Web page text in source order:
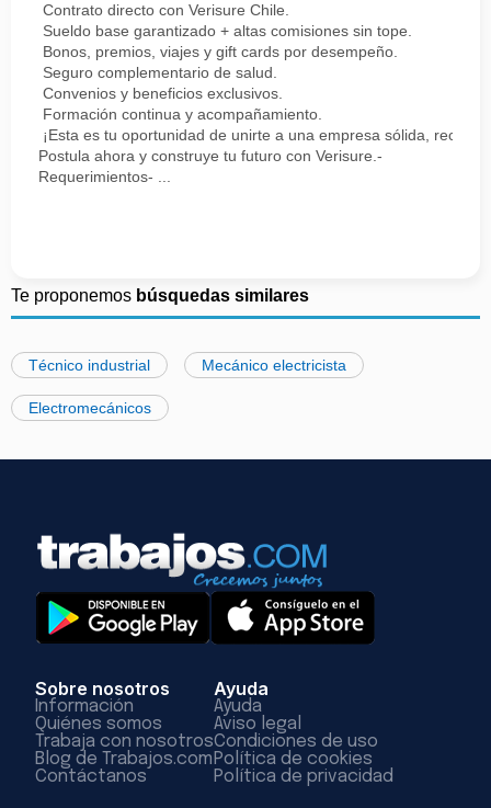
Contrato directo con Verisure Chile.
Sueldo base garantizado + altas comisiones sin tope.
Bonos, premios, viajes y gift cards por desempeño.
Seguro complementario de salud.
Convenios y beneficios exclusivos.
Formación continua y acompañamiento.
¡Esta es tu oportunidad de unirte a una empresa sólida,
Postula ahora y construye tu futuro con Verisure.-
Requerimientos- ...
Te proponemos búsquedas similares
Técnico industrial Mecánico electricista
Electromecánicos
Sobre nosotros
Información
Quiénes somos
Trabaja con nosotros
Blog de Trabajos.com
Contáctanos
Ayuda
Ayuda
Aviso legal
Condiciones de uso
Política de cookies
Política de privacidad